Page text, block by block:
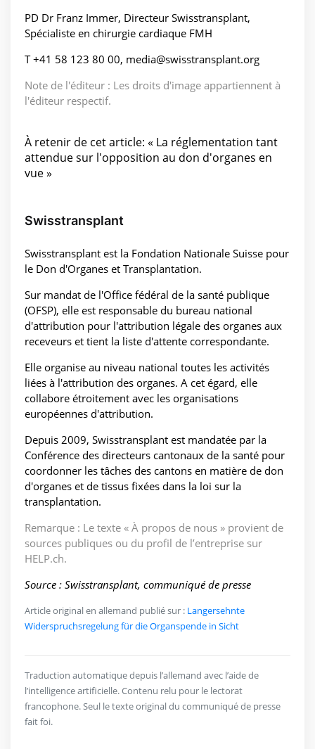
PD Dr Franz Immer, Directeur Swisstransplant,
Spécialiste en chirurgie cardiaque FMH
T +41 58 123 80 00, media@swisstransplant.org
Note de l'éditeur : Les droits d'image appartiennent à
l'éditeur respectif.
À retenir de cet article: « La réglementation tant
attendue sur l'opposition au don d'organes en
vue »
Swisstransplant
Swisstransplant est la Fondation Nationale Suisse pour
le Don d'Organes et Transplantation.
Sur mandat de l'Office fédéral de la santé publique
(OFSP), elle est responsable du bureau national
d'attribution pour l'attribution légale des organes aux
receveurs et tient la liste d'attente correspondante.
Elle organise au niveau national toutes les activités
liées à l'attribution des organes. A cet égard, elle
collabore étroitement avec les organisations
européennes d'attribution.
Depuis 2009, Swisstransplant est mandatée par la
Conférence des directeurs cantonaux de la santé pour
coordonner les tâches des cantons en matière de don
d'organes et de tissus fixées dans la loi sur la
transplantation.
Remarque : Le texte « À propos de nous » provient de
sources publiques ou du profil de l’entreprise sur
HELP.ch.
Source : Swisstransplant, communiqué de presse
Article original en allemand publié sur : Langersehnte
Widerspruchsregelung für die Organspende in Sicht
Traduction automatique depuis l’allemand avec l’aide de
l’intelligence artificielle. Contenu relu pour le lectorat
francophone. Seul le texte original du communiqué de presse
fait foi.